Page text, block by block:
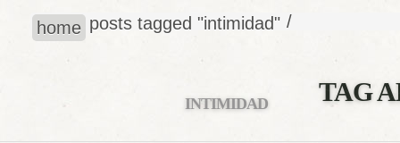
home /
posts tagged "intimidad"
TAG
INTIMIDAD